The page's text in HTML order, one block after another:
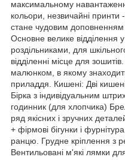
максимальному
кольори, незвичайні принти
стане чудовим доповненням
Основне велике відділення
роздільниками, для
відділенні місце для
малюнком, в якому
приладдя. Кишені: Дві
Бірка з індивідуальним
годинник (для хлопчика)
ряд якісних і зручних
+ фірмові бігунки і
ранцю. Грудне кріплення з
Вентильовані м'які лямки